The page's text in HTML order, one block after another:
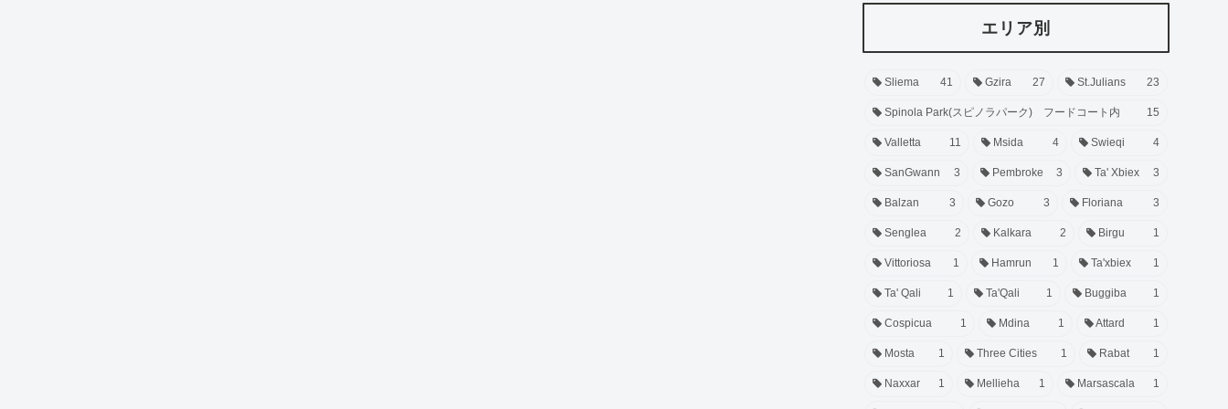
エリア別
Sliema 41 Gzira 27 St.Julians 23
Spinola Park(スピノラパーク) フードコート内 15
Valletta 11 Msida 4 Swieqi 4
SanGwann 3 Pembroke 3 Ta' Xbiex 3
Balzan 3 Gozo 3 Floriana 3
Senglea 2 Kalkara 2 Birgu 1
Vittoriosa 1 Hamrun 1 Ta'xbiex 1
Ta' Qali 1 Ta'Qali 1 Buggiba 1
Cospicua 1 Mdina 1 Attard 1
Mosta 1 Three Cities 1 Rabat 1
Naxxar 1 Mellieha 1 Marsascala 1